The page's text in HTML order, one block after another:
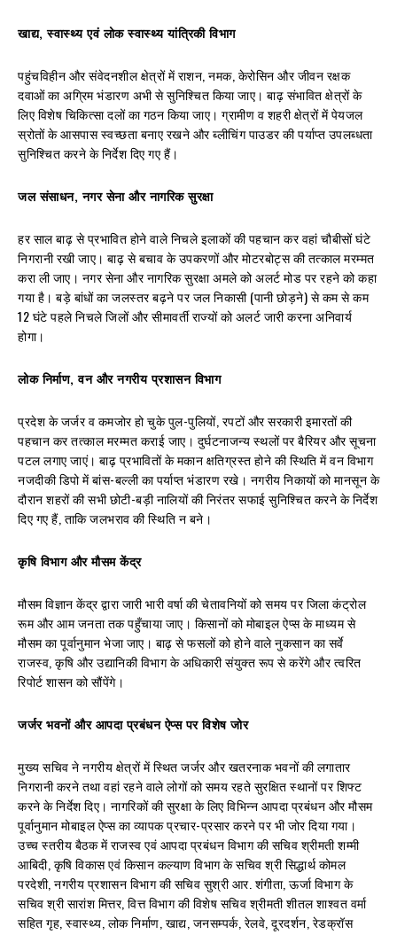
खाद्य, स्वास्थ्य एवं लोक स्वास्थ्य यांत्रिकी विभाग
पहुंचविहीन और संवेदनशील क्षेत्रों में राशन, नमक, केरोसिन और जीवन रक्षक
दवाओं का अग्रिम भंडारण अभी से सुनिश्चित किया जाए। बाढ़ संभावित क्षेत्रों के
लिए विशेष चिकित्सा दलों का गठन किया जाए। ग्रामीण व शहरी क्षेत्रों में पेयजल
स्रोतों के आसपास स्वच्छता बनाए रखने और ब्लीचिंग पाउडर की पर्याप्त उपलब्धता
सुनिश्चित करने के निर्देश दिए गए हैं।
जल संसाधन, नगर सेना और नागरिक सुरक्षा
हर साल बाढ़ से प्रभावित होने वाले निचले इलाकों की पहचान कर वहां चौबीसों घंटे
निगरानी रखी जाए। बाढ़ से बचाव के उपकरणों और मोटरबोट्स की तत्काल मरम्मत
करा ली जाए। नगर सेना और नागरिक सुरक्षा अमले को अलर्ट मोड पर रहने को कहा
गया है। बड़े बांधों का जलस्तर बढ़ने पर जल निकासी (पानी छोड़ने) से कम से कम
12 घंटे पहले निचले जिलों और सीमावर्ती राज्यों को अलर्ट जारी करना अनिवार्य
होगा।
लोक निर्माण, वन और नगरीय प्रशासन विभाग
प्रदेश के जर्जर व कमजोर हो चुके पुल-पुलियों, रपटों और सरकारी इमारतों की
पहचान कर तत्काल मरम्मत कराई जाए। दुर्घटनाजन्य स्थलों पर बैरियर और सूचना
पटल लगाए जाएं। बाढ़ प्रभावितों के मकान क्षतिग्रस्त होने की स्थिति में वन विभाग
नजदीकी डिपो में बांस-बल्ली का पर्याप्त भंडारण रखे। नगरीय निकायों को मानसून के
दौरान शहरों की सभी छोटी-बड़ी नालियों की निरंतर सफाई सुनिश्चित करने के निर्देश
दिए गए हैं, ताकि जलभराव की स्थिति न बने।
कृषि विभाग और मौसम केंद्र
मौसम विज्ञान केंद्र द्वारा जारी भारी वर्षा की चेतावनियों को समय पर जिला कंट्रोल
रूम और आम जनता तक पहुँचाया जाए। किसानों को मोबाइल ऐप्स के माध्यम से
मौसम का पूर्वानुमान भेजा जाए। बाढ़ से फसलों को होने वाले नुकसान का सर्वे
राजस्व, कृषि और उद्यानिकी विभाग के अधिकारी संयुक्त रूप से करेंगे और त्वरित
रिपोर्ट शासन को सौंपेंगे।
जर्जर भवनों और आपदा प्रबंधन ऐप्स पर विशेष जोर
मुख्य सचिव ने नगरीय क्षेत्रों में स्थित जर्जर और खतरनाक भवनों की लगातार
निगरानी करने तथा वहां रहने वाले लोगों को समय रहते सुरक्षित स्थानों पर शिफ्ट
करने के निर्देश दिए। नागरिकों की सुरक्षा के लिए विभिन्न आपदा प्रबंधन और मौसम
पूर्वानुमान मोबाइल ऐप्स का व्यापक प्रचार-प्रसार करने पर भी जोर दिया गया।
उच्च स्तरीय बैठक में राजस्व एवं आपदा प्रबंधन विभाग की सचिव श्रीमती शम्मी
आबिदी, कृषि विकास एवं किसान कल्याण विभाग के सचिव श्री सिद्धार्थ कोमल
परदेशी, नगरीय प्रशासन विभाग की सचिव सुश्री आर. शंगीता, ऊर्जा विभाग के
सचिव श्री सारांश मित्तर, वित्त विभाग की विशेष सचिव श्रीमती शीतल शाश्वत वर्मा
सहित गृह, स्वास्थ्य, लोक निर्माण, खाद्य, जनसम्पर्क, रेलवे, दूरदर्शन, रेडक्रॉस